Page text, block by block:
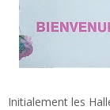
Initialement les